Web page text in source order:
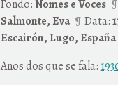
Fondo:Nomes e Voces
Salmonte, Eva
Data:
Escairón, Lugo, España
Anos dos que se fala: